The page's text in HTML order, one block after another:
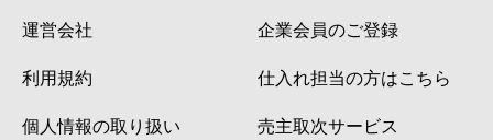
運営会社
利用規約
個人情報の取り扱い
企業会員のご登録
仕入れ担当の方はこちら
売主取次サービス